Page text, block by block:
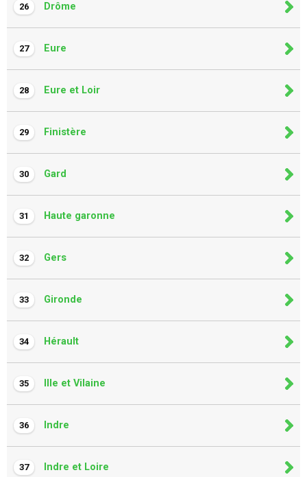
26 Drôme
27 Eure
28 Eure et Loir
29 Finistère
30 Gard
31 Haute garonne
32 Gers
33 Gironde
34 Hérault
35 Ille et Vilaine
36 Indre
37 Indre et Loire